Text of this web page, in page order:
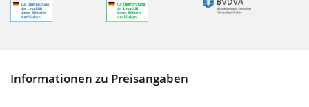
Informationen zu Preisangaben